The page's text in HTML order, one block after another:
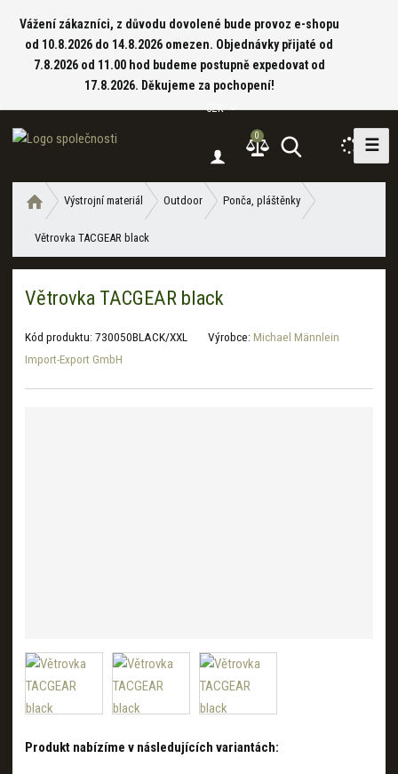
Vážení zákazníci, z důvodu dovolené bude provoz e-shopu
od 10.8.2026 do 14.8.2026 omezen. Objednávky přijaté od
7.8.2026 od 11.00 hod budeme postupně expedovat od
17.8.2026. Děkujeme za pochopení!
h
d
0
CZK
☰
v
o
d
í
t
r
Výstrojní materiál Outdoor Ponča, pláštěnky
Větrovka TACGEAR black
Větrovka TACGEAR black
Kód produktu:730050BLACK/XXL Výrobce: Michael Männlein
Import-Export GmbH
Produkt nabízíme v následujících variantách: